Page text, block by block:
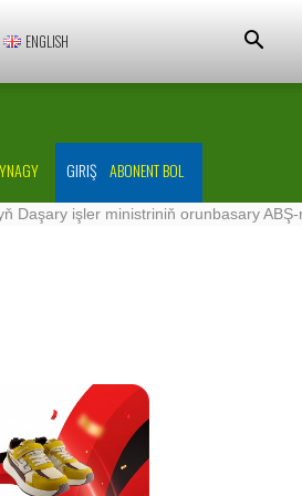
ENGLISH
GIRIŞ ABONENT BOL
işler ministriniň orunbasary ABŞ-nyň